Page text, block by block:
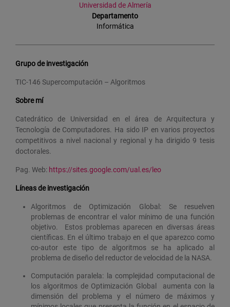
Universidad de Almería
Departamento
Informática
Grupo de investigación
TIC-146 Supercomputación – Algoritmos
Sobre mí
Catedrático de Universidad en el área de Arquitectura y
Tecnología de Computadores. Ha sido IP en varios proyectos
competitivos a nivel nacional y regional y ha dirigido 9 tesis
doctorales.
Pag. Web: https://sites.google.com/ual.es/leo
Líneas de investigación
Algoritmos de Optimización Global: Se resuelven
problemas de encontrar el valor mínimo de una función
objetivo. Estos problemas aparecen en diversas áreas
científicas. En el último trabajo en el que aparezco como
co-autor este tipo de algoritmos se ha aplicado al
problema de diseño del reductor de velocidad de la NASA.
Computación paralela: la complejidad computacional de
los algoritmos de Optimización Global aumenta con la
dimensión del problema y el número de máximos y